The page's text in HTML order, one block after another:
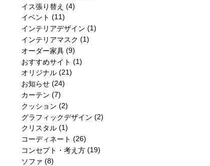
イス張り替え (4)
イベント (11)
インテリアデザイン (1)
インテリアマスク (1)
オーダー家具 (9)
おすすめサイト (1)
オリジナル (21)
お知らせ (24)
カーテン (7)
クッション (2)
グラフィックデザイン (2)
クリスタル (1)
コーディネート (26)
コンセプト・考え方 (19)
ソファ (8)